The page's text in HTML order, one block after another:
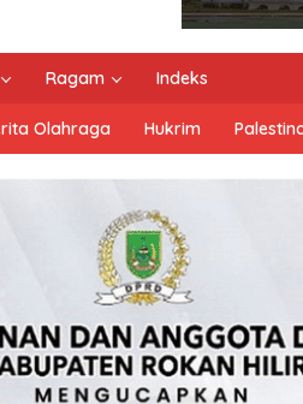
Ragam Indeks
Olahraga Hukrim